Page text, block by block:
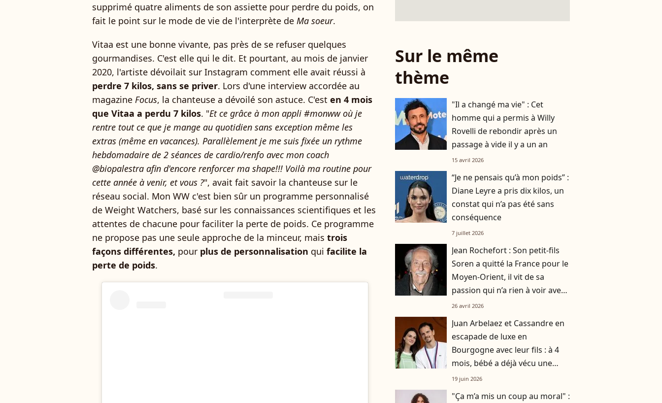
supprimé quatre aliments de son assiette pour perdre du poids, on
fait le point sur le mode de vie de l'interprète de Ma soeur.
Vitaa est une bonne vivante, pas près de se refuser quelques
gourmandises. C'est elle qui le dit. Et pourtant, au mois de janvier
2020, l'artiste dévoilait sur Instagram comment elle avait réussi à
perdre 7 kilos, sans se priver. Lors d'une interview accordée au
magazine Focus, la chanteuse a dévoilé son astuce. C'est en 4 mois
que Vitaa a perdu 7 kilos. "Et ce grâce à mon appli #monww où je
rentre tout ce que je mange au quotidien sans exception même les
extras (même en vacances). Parallèlement je me suis fixée un rythme
hebdomadaire de 2 séances de cardio/renfo avec mon coach
@biopalestra afin d'encore renforcer ma shape!!! Voilà ma routine pour
cette année à venir, et vous ?", avait fait savoir la chanteuse sur le
réseau social. Mon WW c'est bien sûr un programme personnalisé
de Weight Watchers, basé sur les connaissances scientifiques et les
attentes de chacune pour faciliter la perte de poids. Ce programme
ne propose pas une seule approche de la minceur, mais trois
façons différentes, pour plus de personnalisation qui facilite la
perte de poids.
Sur le même
thème
"Il a changé ma vie" : Cet
homme qui a permis à Willy
Rovelli de rebondir après un
passage à vide il y a un an
15 avril 2026
“Je ne pensais qu’à mon poids” :
Diane Leyre a pris dix kilos, un
constat qui n’a pas été sans
conséquence
7 juillet 2026
Jean Rochefort : Son petit-fils
Soren a quitté la France pour le
Moyen-Orient, il vit de sa
passion qui n’a rien à voir avec
le cinéma
26 avril 2026
Juan Arbelaez et Cassandre en
escapade de luxe en
Bourgogne avec leur fils : à 4
mois, bébé a déjà vécu une
expérience hors du commun
19 juin 2026
"Ça m’a mis un coup au moral" :